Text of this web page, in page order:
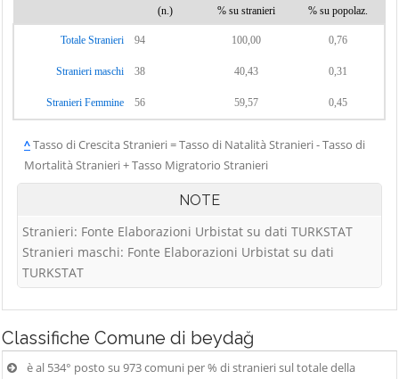
(n.) % su stranieri % su popolaz.
Totale Stranieri 94 100,00 0,76
Stranieri maschi 38 40,43 0,31
Stranieri Femmine 56 59,57 0,45
^Tasso di Crescita Stranieri = Tasso di Natalità Stranieri - Tasso di
Mortalità Stranieri + Tasso Migratorio Stranieri
NOTE
Stranieri: Fonte Elaborazioni Urbistat su dati TURKSTAT
Stranieri maschi: Fonte Elaborazioni Urbistat su dati
TURKSTAT
Classifiche Comune di beydağ
è al 534° posto su 973 comuni per % di stranieri sul totale della